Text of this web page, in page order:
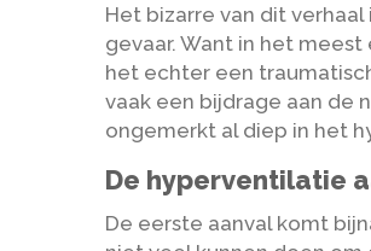
Het bizarre van dit
gevaar. Want in het
het echter een
vaak een bijdrage aan de
ongemerkt al diep in het
De hyperventilatie
De eerste aanval komt